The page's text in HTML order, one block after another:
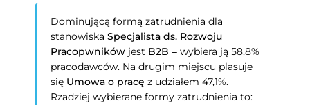
Dominującą formą zatrudnienia dla
stanowiskaSpecjalista ds. Rozwoju
Pracopwników jest B2B – wybiera ją 58,8%
pracodawców. Na drugim miejscu plasuje
się Umowa o pracę z udziałem 47,1%.
Rzadziej wybierane formy zatrudnienia to: